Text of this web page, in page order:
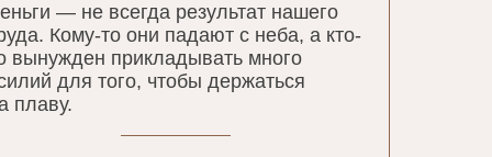
— не всегда результат нашего
Кому-то они падают с неба, а кто-
вынужден прикладывать много
для того, чтобы держаться
плаву.